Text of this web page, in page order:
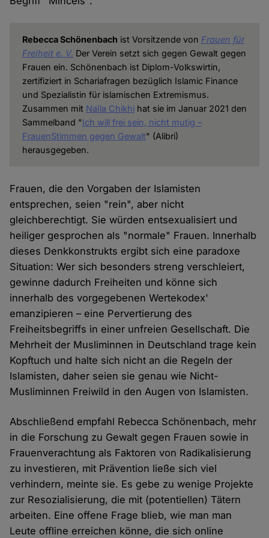
Rebecca Schönenbach ist Vorsitzende von Frauen für
Freiheit e. V. Der Verein setzt sich gegen Gewalt gegen
Frauen ein. Schönenbach ist Diplom-Volkswirtin,
zertifiziert in Schariafragen bezüglich Islamic Finance
und Spezialistin für islamischen Extremismus.
Zusammen mit Naïla Chikhihat sie im Januar 2021 den
Sammelband "Ich will frei sein, nicht mutig –
FrauenStimmen gegen Gewalt" (Alibri)
herausgegeben.
Frauen, die den Vorgaben der Islamisten
entsprechen, seien "rein", aber nicht
gleichberechtigt. Sie würden entsexualisiert und
heiliger gesprochen als "normale" Frauen. Innerhalb
dieses Denkkonstrukts ergibt sich eine paradoxe
Situation: Wer sich besonders streng verschleiert,
gewinne dadurch Freiheiten und könne sich
innerhalb des vorgegebenen Wertekodex'
emanzipieren – eine Pervertierung des
Freiheitsbegriffs in einer unfreien Gesellschaft. Die
Mehrheit der Musliminnen in Deutschland trage kein
Kopftuch und halte sich nicht an die Regeln der
Islamisten, daher seien sie genau wie Nicht-
Musliminnen Freiwild in den Augen von Islamisten.
Abschließend empfahl Rebecca Schönenbach, mehr
in die Forschung zu Gewalt gegen Frauen sowie in
Frauenverachtung als Faktoren von Radikalisierung
zu investieren, mit Prävention ließe sich viel
verhindern, meinte sie. Es gebe zu wenige Projekte
zur Resozialisierung, die mit (potentiellen) Tätern
arbeiten. Eine offene Frage blieb, wie man man
Leute offline erreichen könne, die sich online